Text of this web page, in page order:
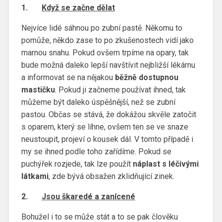
1. Když se začne dělat
Nejvíce lidé sáhnou po zubní pastě. Někomu to
pomůže, někdo zase to po zkušenostech vidí jako
marnou snahu. Pokud ovšem trpíme na opary, tak
bude možná daleko lepší navštívit nejbližší lékárnu
a informovat se na nějakou běžně dostupnou
mastičku. Pokud ji začneme používat ihned, tak
můžeme být daleko úspěšnější, než se zubní
pastou. Občas se stává, že dokážou skvěle zatočit
s oparem, který se líhne, ovšem ten se ve snaze
neustoupit, projeví o kousek dál. V tomto případě i
my se ihned podle toho zařídíme. Pokud se
puchýřek rozjede, tak lze použít náplast s léčivými
látkami, zde bývá obsažen zklidňující zinek.
2. Jsou škaredé a zanícené
Bohužel i to se může stát a to se pak člověku